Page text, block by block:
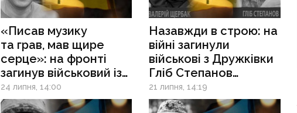
«Писав музику
та грав, мав щире
серце»: на фронті
загинув військовий із
Сіверськодонецька
Максим Гаврилін
24 липня, 14:00
Назавжди в строю: на
війні загинули
військові з Дружківки
Гліб Степанов
та Валерій Щербак
21 липня, 14:19